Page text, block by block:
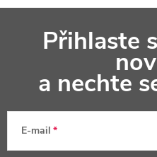
a
Přihlaste
a nechte
E-mail